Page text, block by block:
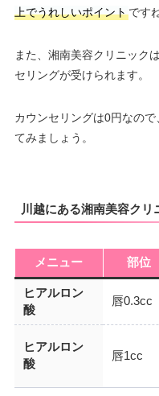
上でうれしいポイントです
また、湘南美容クリニック
セリングが受けられます。
カウンセリングは0円なの
てみましょう。
川越にある湘南美容ク
メニュー 部位
ヒアルロン
酸
唇0.3cc
ヒアルロン
酸
唇1cc